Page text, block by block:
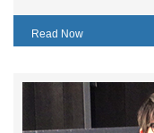
Read Now